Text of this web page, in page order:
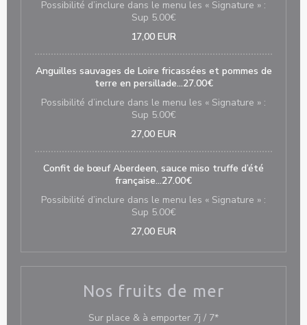
Possibilité d’inclure dans le menu les « Signature » :
Sup 5.00€
17,00 EUR
Anguilles sauvages de Loire fricassées et pommes de
terre en persillade…27.00€
Possibilité d’inclure dans le menu les « Signature » :
Sup 5.00€
27,00 EUR
Confit de bœuf Aberdeen, sauce miso truffe d’été
française…27.00€
Possibilité d’inclure dans le menu les « Signature » :
Sup 5.00€
27,00 EUR
Nos fruits de mer
Sur place & à emporter 7j / 7*